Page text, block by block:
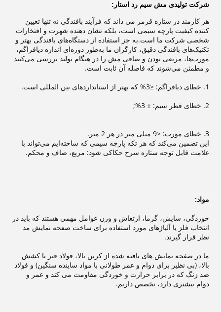
شرکت تولیدی مش سیم رد استار:
هر کارمند در ستاره قرمز می داند که فرآیند بافندگی نه تنها تعیین
کننده کیفیت پارچه سیمی است، بلکه نشان دهنده شهرت و افتخارات
شخصی شرکت ما است.به جز استفاده از دستگاه‌های بافندگی بهتر و
تکنیک‌های بافندگی دقیق، کارگران ما به‌طور دوره‌ای اندازه دیافراگم،
مورب‌ها، مربعی بودن و صافی مش را در هنگام تولید بررسی می‌کنند
و مطمئن می‌شوند که فاصله آن ثابت است.
1. خطای دیافراگم: ≤3% که بهتر از استانداردهای بین المللی است.
2. خطای قطر سیم: ± 3%;
3. خطای مورب: ≤9 میلی متر در هر 2 متر.
این تضمین می‌کند که هر تکه پارچه سیمی که ساخته‌ایم می‌تواند با
علامت قابل توجه ستاره سرخ حکاکی شود: مربع، صاف و محکم.
مواد:
خوردگی، سایش، گرما، ارتعاش و وزن عوامل مهمی هستند که باید در
انتخاب فلز یا آلیاژهای مورد استفاده برای ساخت صفحه نمایش مد
نظر قرار گیرند.
ما در صفحه نمایش های بافته شده از کربن بالا، فولاد فنر با کشش
بالا، (بی نظیر برای دوام و عمر طولانی با مواد ساینده سنگین) و فولاد
ضد زنگ که در برابر حرارت و خوردگی مقاومت می کند و عمر و
دوام بیشتری دارد، تخصص داریم.